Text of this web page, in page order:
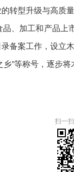
转型升级与高
、加工和产品
备案工作，设
”等称号，逐步
扫一